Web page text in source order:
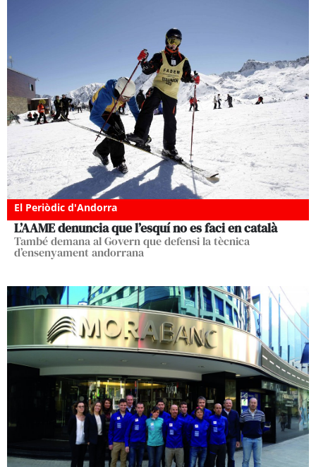
El Periòdic d'Andorra
L’AAME denuncia que l’esquí no es faci en català
També demana al Govern que defensi la tècnica
d’ensenyament andorrana